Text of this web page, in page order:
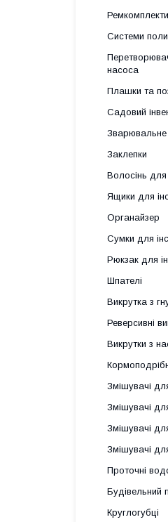
Ремкомплекти
Системи
насоса
Плашки та
Садовий
Заклепки
Волосінь
Ящики для
Органайзер
Сумки для
Рюкзак для
Шпателі
Викрутка з
Реверсивні
Викрутки з
Змішувачі
Змішувачі
Змішувачі
Змішувачі
Проточні
Будівельний
Круглогубці